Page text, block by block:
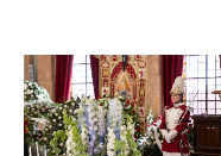
Sin leyenda